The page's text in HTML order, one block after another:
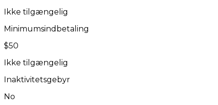
Ikke tilgængelig
Minimumsindbetaling
$50
Ikke tilgængelig
Inaktivitetsgebyr
No